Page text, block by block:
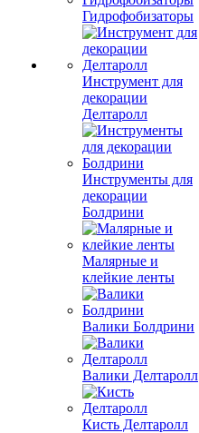
Гидрофобизаторы
Инструмент для
декорации
Делтаролл
Инструменты для
декорации
Болдрини
Малярные и
клейкие ленты
Валики Болдрини
Валики Делтаролл
Кисть Делтаролл